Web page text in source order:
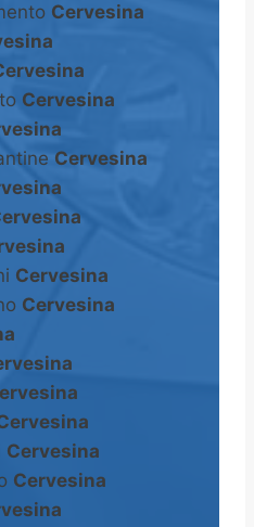
Cervesina
Cervesina
Cervesina
Cervesina
Cervesina
Cervesina
Cervesina